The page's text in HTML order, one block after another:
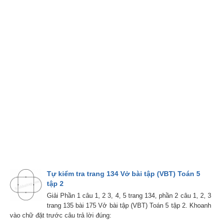
Tự kiểm tra trang 134 Vở bài tập (VBT) Toán 5
tập 2
Giải Phần 1 câu 1, 2 3, 4, 5 trang 134, phần 2 câu 1, 2, 3
trang 135 bài 175 Vở bài tập (VBT) Toán 5 tập 2. Khoanh
vào chữ đặt trước câu trả lời đúng: